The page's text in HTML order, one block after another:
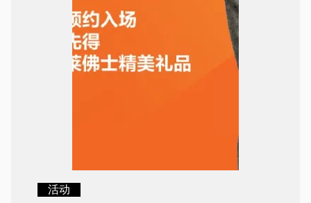
活动